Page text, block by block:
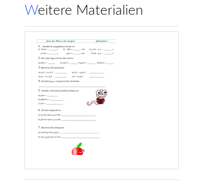
Weitere Materialien